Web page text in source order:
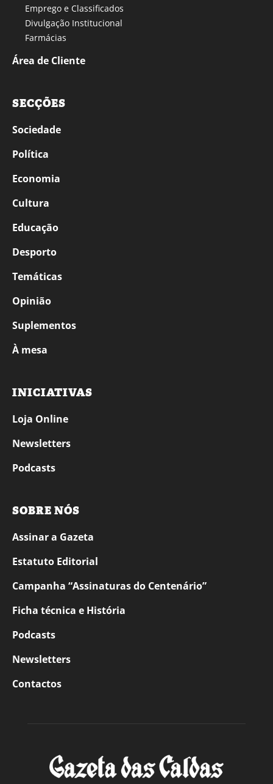
Emprego e Classificados
Divulgação Institucional
Farmácias
Área de Cliente
SECÇÕES
Sociedade
Política
Economia
Cultura
Educação
Desporto
Temáticas
Opinião
Suplementos
À mesa
INICIATIVAS
Loja Online
Newsletters
Podcasts
SOBRE NÓS
Assinar a Gazeta
Estatuto Editorial
Campanha “Assinaturas do Centenário”
Ficha técnica e História
Podcasts
Newsletters
Contactos